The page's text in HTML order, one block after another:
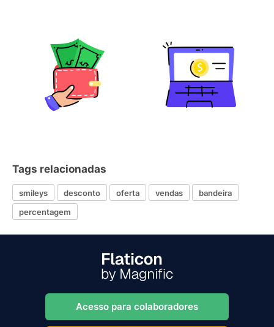
Tags relacionadas
smileys desconto oferta vendas
bandeira
percentagem
Acesso para colaboradores